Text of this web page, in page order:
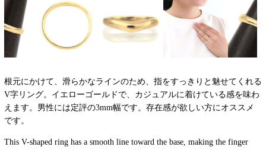
根元にかけて、滑らかなラインのため、指をすっきりと魅せてくれる
V字リング。イエローゴールドで、カジュアルに着けている感を味わ
えます。男性には定評の3mm幅です。存在感が欲しい方にオススメ
です。
This V-shaped ring has a smooth line toward the base, making the finger